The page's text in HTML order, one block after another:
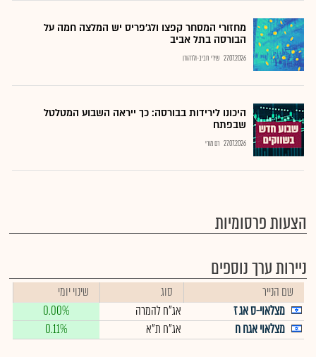
מחזורי המסחר קפצו ולג'פריס יש המלצה חמה על
הבורסה בתל אביב
27.07.2026 שירי חביב-ולדהורן
היכונו לירידות בבורסה: כך ייראה השבוע המטלטל
שבפתח
27.07.2026 רם מורי
הצעות פרסומיות
ניירות ערך נוספים
שם הנייר סוג
שינוי יומי
מצלאוי-ס אג ז
אג"ח להמרה
0.00%
מצלאוי אגח ח
אג"ח ת"א 0.11%